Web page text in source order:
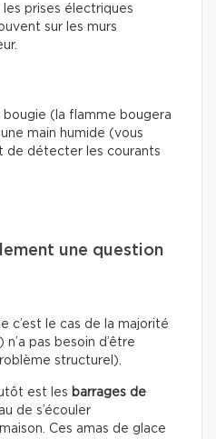
les prises électriques
sur les murs
(la flamme bougera
main humide (vous
de détecter les courants
une question
c’est le cas de la majorité
pas besoin d’être
structurel).
est les barrages de
de s’écouler
Ces amas de glace